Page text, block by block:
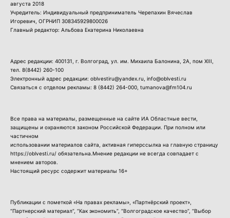
августа 2018
Учредитель: Индивидуальный предприниматель Черепахин Вячеслав
Игоревич, ОГРНИП 308345929800026
Главный редактор: Альбова Екатерина Николаевна
Адрес редакции: 400131, г. Волгоград, ул. им. Михаила Балонина, 2А, пом XIII,
тел. 8(8442) 260-100
Электронный адрес редакции: oblvestiru@yandex.ru, info@oblvesti.ru
Связаться с отделом рекламы: 8 (8442) 264-000 , tumanova@fm104.ru
Все права на материалы, размещенные на сайте ИА Областные вести,
защищены и охраняются законом Российской Федерации. При полном или
частичном
использовании материалов сайта, активная гиперссылка на главную страницу
https://oblvesti.ru/ обязательна.Мнение редакции не всегда совпадает с
мнением авторов.
Настоящий ресурс содержит материалы 16+
Публикации с пометкой «На правах рекламы», «Партнёрский проект»,
“Партнерский материал”, “Как экономить”, “Волгоградское качество”, “Выбор